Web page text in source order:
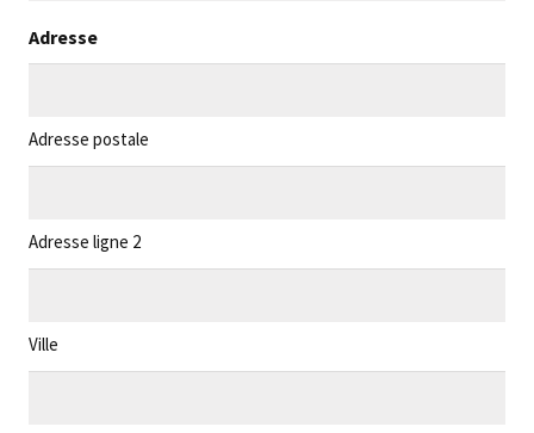
Adresse
Adresse postale
Adresse ligne 2
Ville